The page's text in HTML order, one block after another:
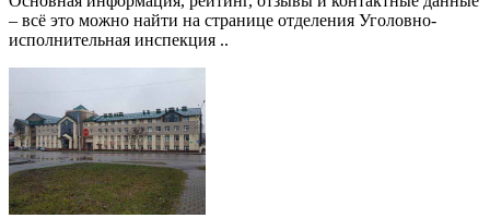
– всё это можно найти на странице отделения Уголовно-
исполнительная инспекция ..